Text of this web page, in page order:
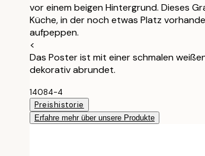
vor einem beigen Hintergrund. Dieses
Küche, in der noch etwas Platz
aufpeppen.
<
Das Poster ist mit einer schmalen
dekorativ abrundet.
14084-4
Preishistorie
Erfahre mehr über unsere Produkte